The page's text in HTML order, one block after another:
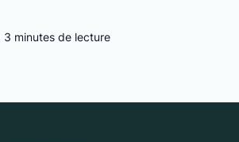
3 minutes de lecture